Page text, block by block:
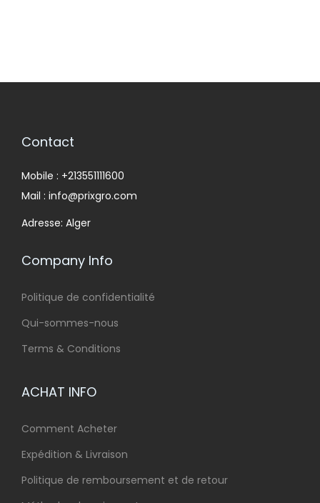
Contact
Mobile : +213551111600
Mail : info@prixgro.com
Adresse: Alger
Company Info
Politique de confidentialité
Qui-sommes-nous
Terms & Conditions
ACHAT INFO
Comment Acheter
Expédition & Livraison
Politique de remboursement et de retour